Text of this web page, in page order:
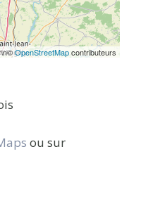
OpenStreetMapcontributeurs
ou sur